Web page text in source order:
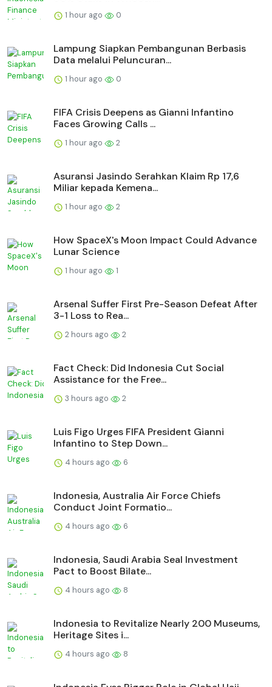
1 hour ago 0
Lampung Siapkan Pembangunan Berbasis
Data melalui Peluncuran...
1 hour ago 0
FIFA Crisis Deepens as Gianni Infantino
Faces Growing Calls ...
1 hour ago 2
Asuransi Jasindo Serahkan Klaim Rp 17,6
Miliar kepada Kemena...
1 hour ago 2
How SpaceX's Moon Impact Could Advance
Lunar Science
1 hour ago 1
Arsenal Suffer First Pre-Season Defeat After
3-1 Loss to Rea...
2 hours ago 2
Fact Check: Did Indonesia Cut Social
Assistance for the Free...
3 hours ago 2
Luis Figo Urges FIFA President Gianni
Infantino to Step Down...
4 hours ago 6
Indonesia, Australia Air Force Chiefs
Conduct Joint Formatio...
4 hours ago 6
Indonesia, Saudi Arabia Seal Investment
Pact to Boost Bilate...
4 hours ago 8
Indonesia to Revitalize Nearly 200 Museums,
Heritage Sites i...
4 hours ago 8